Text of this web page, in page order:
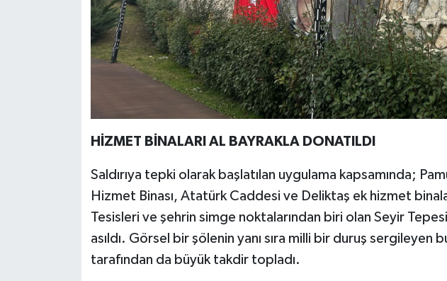
HİZMET BİNALARI AL BAYRAKLA DONATILDI
Saldırıya tepki olarak başlatılan uygulama kapsamında;
Hizmet Binası, Atatürk Caddesi ve Deliktaş ek hizmet
Tesisleri ve şehrin simge noktalarından biri olan Seyir
asıldı. Görsel bir şölenin yanı sıra milli bir duruş sergileyen
tarafından da büyük takdir topladı.